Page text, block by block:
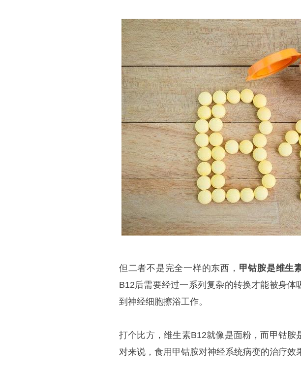
但二者不是完全一样的东西， 甲钴胺是维生
B12后需要经过一系列复杂的转换才能被身体
到神经细胞擦浴工作。
打个比方，维生素B12就像是面粉，而甲钴
对来说，食用甲钴胺对神经系统病变的治疗效